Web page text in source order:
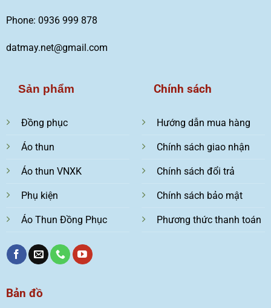
Phone: 0936 999 878
datmay.net@gmail.com
Sản phẩm
Đồng phục
Áo thun
Áo thun VNXK
Phụ kiện
Áo Thun Đồng Phục
Chính sách
Hướng dẫn mua hàng
Chính sách giao nhận
Chính sách đổi trả
Chính sách bảo mật
Phương thức thanh toán
Bản đồ